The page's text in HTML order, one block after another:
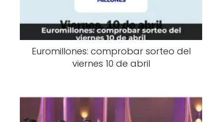
Euromillones: comprobar sorteo del
viernes 10 de abril